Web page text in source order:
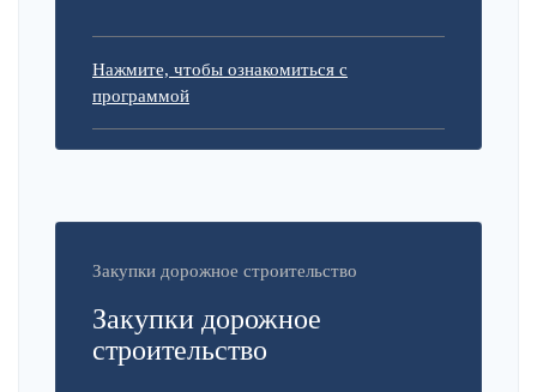
Нажмите, чтобы ознакомиться с
программой
Закупки дорожное строительство
Закупки дорожное
строительство